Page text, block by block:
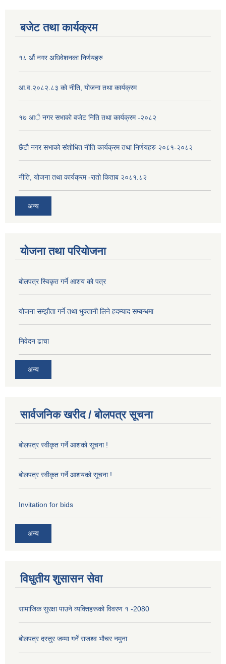
बजेट तथा कार्यक्रम
१८ औं नगर अधिवेशनका निर्णयहरु
आ.व.२०८२.८३ को नीति, योजना तथा कार्यक्रम
१७ आै नगर सभाकाे वजेट निति तथा कार्यक्रम -२०८२
छैटौ नगर सभाको संशोधित नीति कार्यक्रम तथा निर्णयहरु २०८१-२०८२
नीति, योजना तथा कार्यक्रम -रातो किताब २०८१.८२
अन्य
योजना तथा परियोजना
बोलपत्र स्विकृत गर्ने आशय को पत्र
योजना सम्झौता गर्ने तथा भुक्तानी लिने हदम्याद सम्बन्धमा
निवेदन ढाचा
अन्य
सार्वजनिक खरीद / बोलपत्र सूचना
बोलपत्र स्वीकृत गर्ने आशको सूचना !
बोलपत्र स्वीकृत गर्ने आशयको सूचना !
Invitation for bids
अन्य
विधुतीय शुसासन सेवा
सामाजिक सुरक्षा पाउने व्यक्तिहरूको विवरण १ -2080
बोलपत्र दस्तुर जम्मा गर्ने राजश्व भौचर नमुना